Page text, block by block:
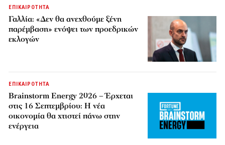
ΕΠΙΚΑΙΡΟΤΗΤΑ
Γαλλία: «Δεν θα ανεχθούμε ξένη
παρέμβαση» ενόψει των προεδρικών
εκλογών
ΕΠΙΚΑΙΡΟΤΗΤΑ
Brainstorm Energy 2026 – Έρχεται
στις 16 Σεπτεμβρίου: Η νέα
οικονομία θα χτιστεί πάνω στην
ενέργεια